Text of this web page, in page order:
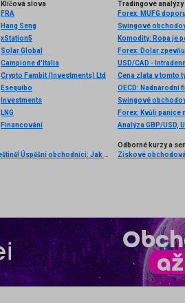
Klíčová slova
FRA
Hang Seng
xStation5
Solar Global
Campione d'Italia
Crypto Fambit (Investments) Ltd
Esequibo
Investments
LNG
Financování
Tradingové analýzy
Forex: MUFG
Swingové
Komodity: Ropa je
USD/CAD -
Swingové
Forex: Kvůli panice
Analýza GBP/USD,
Světový bestseller o tradingu v češtině! Úspěšní obchodníci: Jak běžní lidé porážejí Wall Street v jeho vlastní hře
Odborné kurzy a